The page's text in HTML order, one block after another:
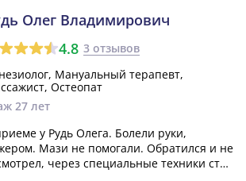
Олег Владимирович
4.8 3 отзывов
Мануальный терапевт,
Остеопат
27 лет
у Рудь Олега. Болели руки,
Мази не помогали. Обратился и не
через специальные техники стал